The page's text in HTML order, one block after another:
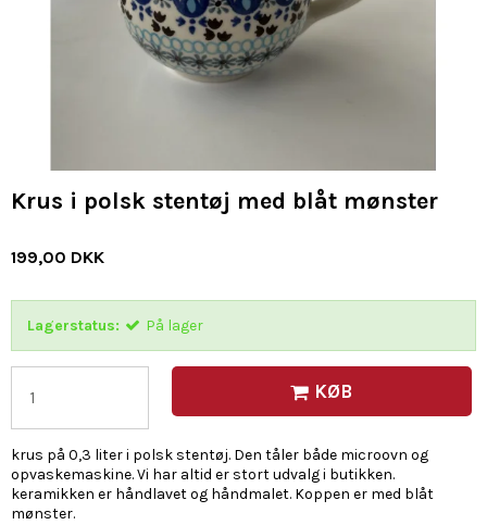
Krus i polsk stentøj med blåt mønster
199,00 DKK
Lagerstatus: På lager
KØB
krus på 0,3 liter i polsk stentøj. Den tåler både microovn og
opvaskemaskine. Vi har altid er stort udvalg i butikken.
keramikken er håndlavet og håndmalet. Koppen er med blåt
mønster.